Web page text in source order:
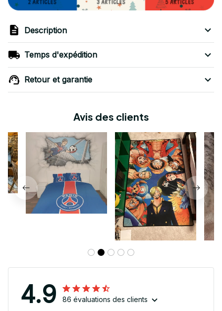
Description
Temps d'expédition
Retour et garantie
Avis des clients
4.9 86 évaluations des clients